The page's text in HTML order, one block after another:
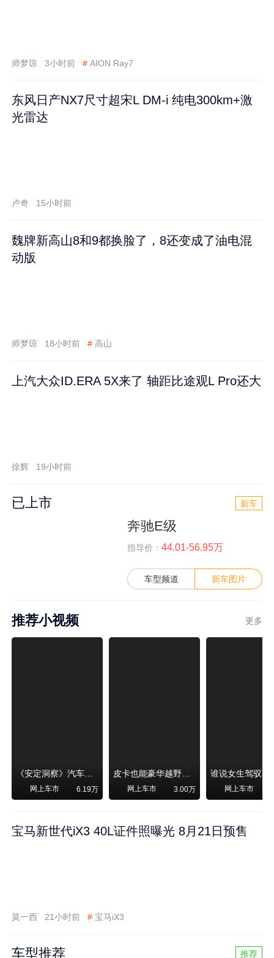
师梦琼 3小时前 # AION Ray7
东风日产NX7尺寸超宋L DM-i 纯电300km+激
光雷达
卢奇 15小时前
魏牌新高山8和9都换脸了，8还变成了油电混
动版
师梦琼 18小时前 # 高山
上汽大众ID.ERA 5X来了 轴距比途观L Pro还大
徐辉 19小时前
已上市 新车
奔驰E级
指导价： 44.01-56.95万
车型频道 新车图片
推荐小视频 更多
《安定洞察》汽车烧不烧油，和石油安全无关！
网上车市 6.19万
皮卡也能豪华越野！纵横F700上市，限时卖29.99万起
网上车市 3.00万 网上车市
宝马新世代iX3 40L证件照曝光 8月21日预售
莫一西 21小时前 # 宝马iX3
车型推荐 推荐